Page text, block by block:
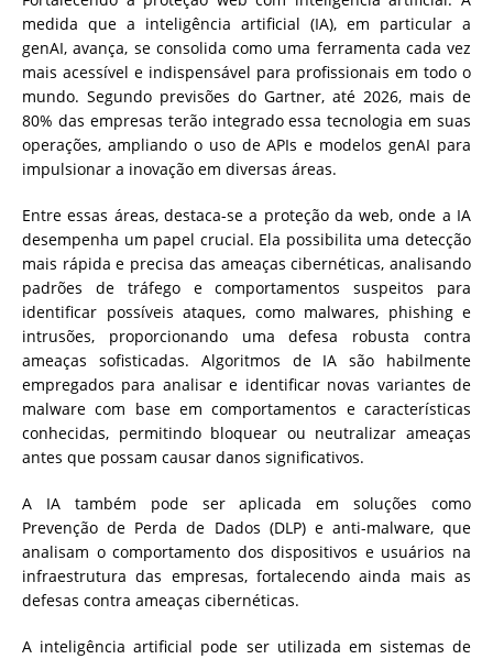
medida que a inteligência artificial (IA), em particular a
genAI, avança, se consolida como uma ferramenta cada vez
mais acessível e indispensável para profissionais em todo o
mundo. Segundo previsões do Gartner, até 2026, mais de
80% das empresas terão integrado essa tecnologia em suas
operações, ampliando o uso de APIs e modelos genAI para
impulsionar a inovação em diversas áreas.
Entre essas áreas, destaca-se a proteção da web, onde a IA
desempenha um papel crucial. Ela possibilita uma detecção
mais rápida e precisa das ameaças cibernéticas, analisando
padrões de tráfego e comportamentos suspeitos para
identificar possíveis ataques, como malwares, phishing e
intrusões, proporcionando uma defesa robusta contra
ameaças sofisticadas. Algoritmos de IA são habilmente
empregados para analisar e identificar novas variantes de
malware com base em comportamentos e características
conhecidas, permitindo bloquear ou neutralizar ameaças
antes que possam causar danos significativos.
A IA também pode ser aplicada em soluções como
Prevenção de Perda de Dados (DLP) e anti-malware, que
analisam o comportamento dos dispositivos e usuários na
infraestrutura das empresas, fortalecendo ainda mais as
defesas contra ameaças cibernéticas.
A inteligência artificial pode ser utilizada em sistemas de